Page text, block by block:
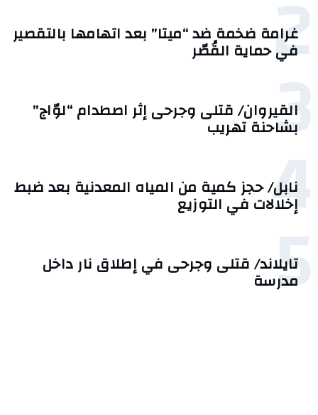
2
غرامة ضخمة ضد “ميتا” بعد اتهامها بالتقصير
في حماية القُصّر
3
القيروان/ قتلى وجرحى إثر اصطدام “لوّاج”
بشاحنة تهريب
4
نابل/ حجز كمية من المياه المعدنية بعد ضبط
إخلالات في التوزيع
5
تايلاند/ قتلى وجرحى في إطلاق نار داخل
مدرسة